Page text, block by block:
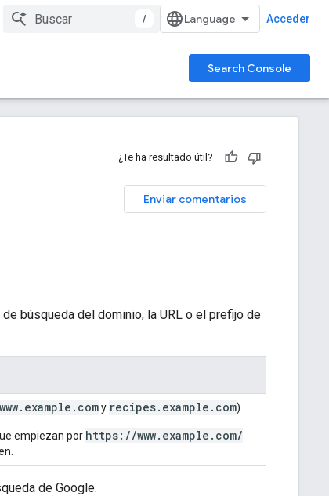
/ Acceder
Search Console
¿Te ha resultado útil?
Enviar comentarios
búsqueda del dominio, la URL o el prefijo de
www. example . comy recipes. example . com).
empiezan por https: //www. example . com/
de Google.